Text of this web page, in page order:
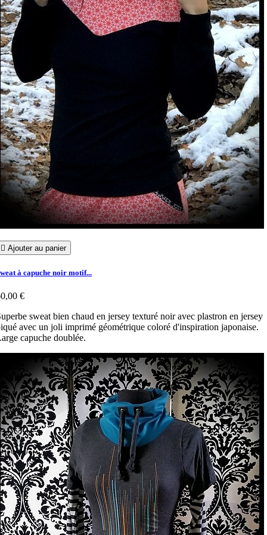
 Ajouter au panier
à capuche noir motif...
€
sweat bien chaud en jersey texturé noir avec plastron en jersey
avec un joli imprimé géométrique coloré d'inspiration japonaise.
capuche doublée.